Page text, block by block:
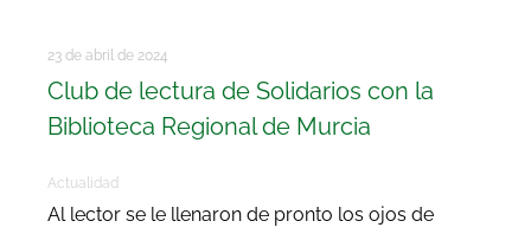
23 de abril de 2024
Club de lectura de Solidarios con la
Biblioteca Regional de Murcia
Actualidad
Al lector se le llenaron de pronto los ojos de